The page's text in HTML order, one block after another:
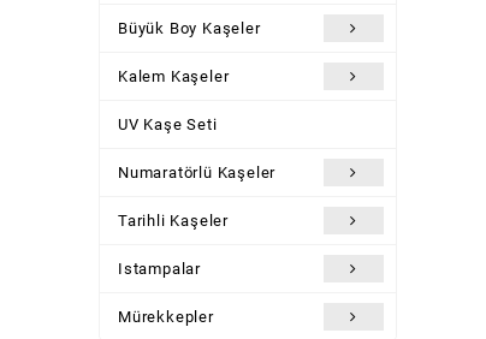
Büyük Boy Kaşeler
Kalem Kaşeler
UV Kaşe Seti
Numaratörlü Kaşeler
Tarihli Kaşeler
Istampalar
Mürekkepler